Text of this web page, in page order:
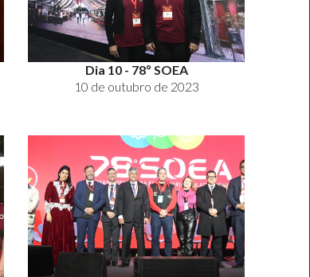
Dia 10 - 78º SOEA
10 de outubro de 2023